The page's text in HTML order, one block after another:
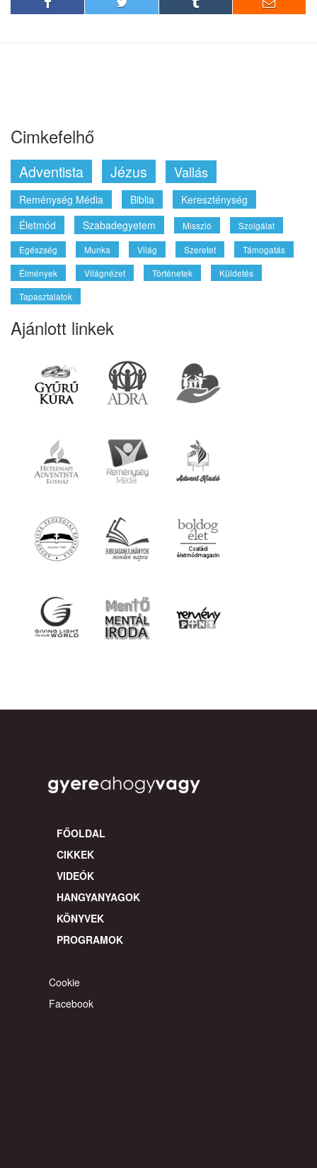
Cimkefelhő
Adventista Jézus Vallás
Reménység Média Biblia
Kereszténység
Életmód
Szabadegyetem Misszió
Szolgálat
Egészség
Munka Világ Szeretet
Támogatás
Élmények
Világnézet Történetek
Küldetés
Tapasztalatok
Ajánlott linkek
FŐOLDAL
CIKKEK
VIDEÓK
HANGYANYAGOK
KÖNYVEK
PROGRAMOK
Cookie
Facebook